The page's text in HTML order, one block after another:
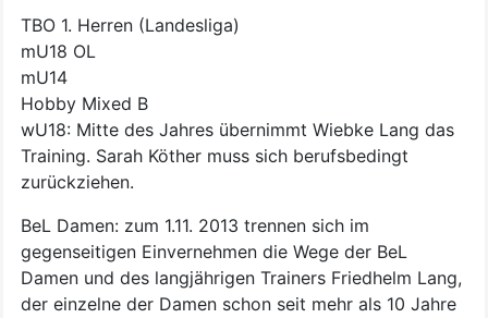
TBO 1. Herren (Landesliga)
mU18 OL
mU14
Hobby Mixed B
wU18: Mitte des Jahres übernimmt Wiebke Lang das
Training. Sarah Köther muss sich berufsbedingt
zurückziehen.
BeL Damen: zum 1.11. 2013 trennen sich im
gegenseitigen Einvernehmen die Wege der BeL
Damen und des langjährigen Trainers Friedhelm Lang,
der einzelne der Damen schon seit mehr als 10 Jahre